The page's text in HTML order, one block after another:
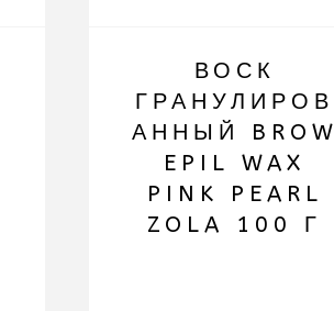
ВОСК
ГРАНУЛИРОВ
АННЫЙ BROW
EPIL WAX
PINK PEARL
ZOLA 100 Г